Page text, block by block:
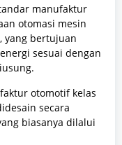
manufaktur
otomasi mesin
yang bertujuan
sesuai dengan
otomotif kelas
secara
biasanya dilalui